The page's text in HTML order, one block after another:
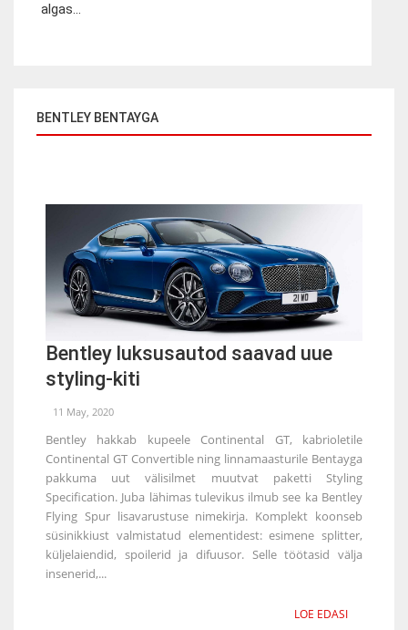
algas...
BENTLEY BENTAYGA
Bentley luksusautod saavad uue
styling-kiti
11 May, 2020
Bentley hakkab kupeele Continental GT, kabrioletile
Continental GT Convertible ning linnamaasturile Bentayga
pakkuma uut välisilmet muutvat paketti Styling
Specification. Juba lähimas tulevikus ilmub see ka Bentley
Flying Spur lisavarustuse nimekirja. Komplekt koonseb
süsinikkiust valmistatud elementidest: esimene splitter,
küljelaiendid, spoilerid ja difuusor. Selle töötasid välja
insenerid,...
LOE EDASI